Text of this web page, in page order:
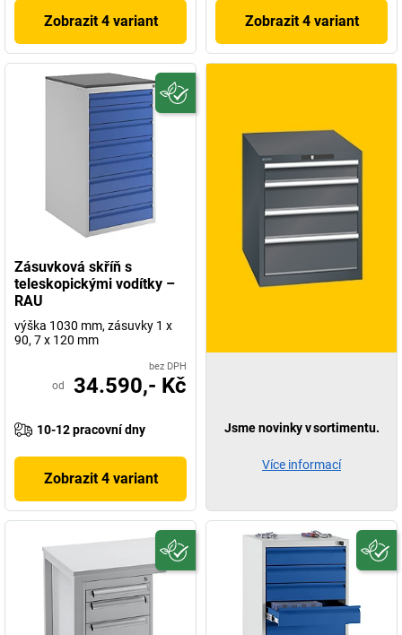
Zobrazit 4 variant Zobrazit 4 variant
Zásuvková skříň s
teleskopickými vodítky –
RAU
výška 1030 mm, zásuvky 1 x
90, 7 x 120 mm
bez DPH
od 34.590,- Kč
10-12 pracovní dny
Zobrazit 4 variant
Jsme novinky v sortimentu.
Více informací